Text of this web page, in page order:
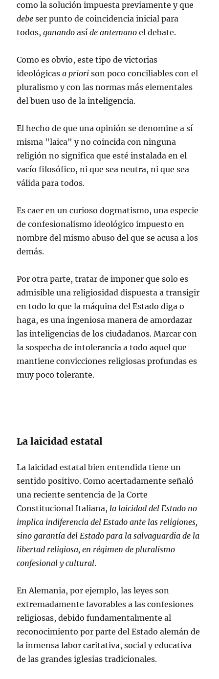
como la solución impuesta previamente y que
debe ser punto de coincidencia inicial para
todos,ganando asíde antemano el debate.
Como es obvio, este tipo de victorias
ideológicasa priori son poco conciliables con el
pluralismo y con las normas más elementales
del buen uso de la inteligencia.
El hecho de que una opinión se denomine a sí
misma "laica" y no coincida con ninguna
religión no significa que esté instalada en el
vacío filosófico, ni que sea neutra, ni que sea
válida para todos.
Es caer en un curioso dogmatismo, una especie
de confesionalismo ideológico impuesto en
nombre del mismo abuso del que se acusa a los
demás.
Por otra parte, tratar de imponer que solo es
admisible una religiosidad dispuesta a transigir
en todo lo que la máquina del Estado diga o
haga, es una ingeniosa manera de amordazar
las inteligencias de los ciudadanos. Marcar con
la sospecha de intolerancia a todo aquel que
mantiene convicciones religiosas profundas es
muy poco tolerante.
La laicidad estatal
La laicidad estatal bien entendida tiene un
sentido positivo. Como acertadamente señaló
una reciente sentencia de la Corte
Constitucional Italiana, la laicidad del Estado no
implica indiferencia del Estado ante las religiones,
sino garantía del Estado para la salvaguardia de la
libertad religiosa, en régimen de pluralismo
confesional y cultural.
En Alemania, por ejemplo, las leyes son
extremadamente favorables a las confesiones
religiosas, debido fundamentalmente al
reconocimiento por parte del Estado alemán de
la inmensa labor caritativa, social y educativa
de las grandes iglesias tradicionales.